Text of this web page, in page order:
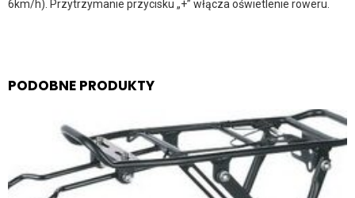
6km/h). Przytrzymanie przycisku „+” włącza oświetlenie roweru.
PODOBNE PRODUKTY